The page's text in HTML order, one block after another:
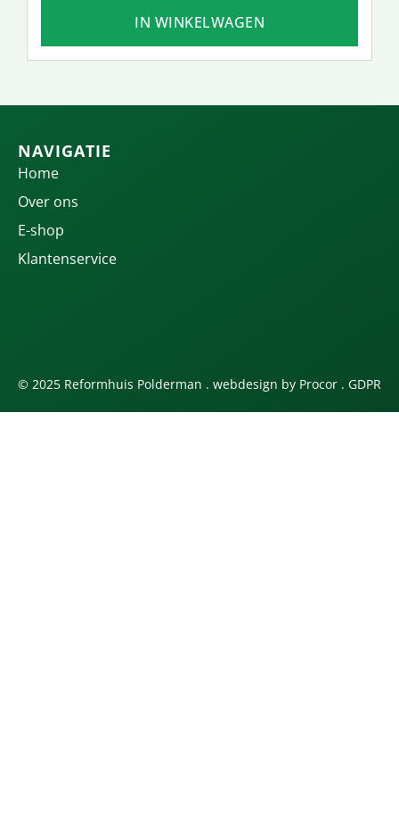
IN WINKELWAGEN
NAVIGATIE
Home
Over ons
E-shop
Klantenservice
© 2025 Reformhuis Polderman . webdesign by Procor . GDPR